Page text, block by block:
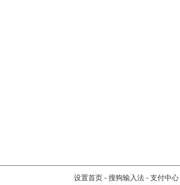
设置首页 - 搜狗输入法 - 支付中心